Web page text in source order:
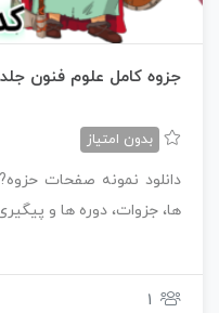
جزوه کامل علوم فنون
بدون امتیاز
دانلود نمونه صفحات
ها، جزوات، دوره ها و
1